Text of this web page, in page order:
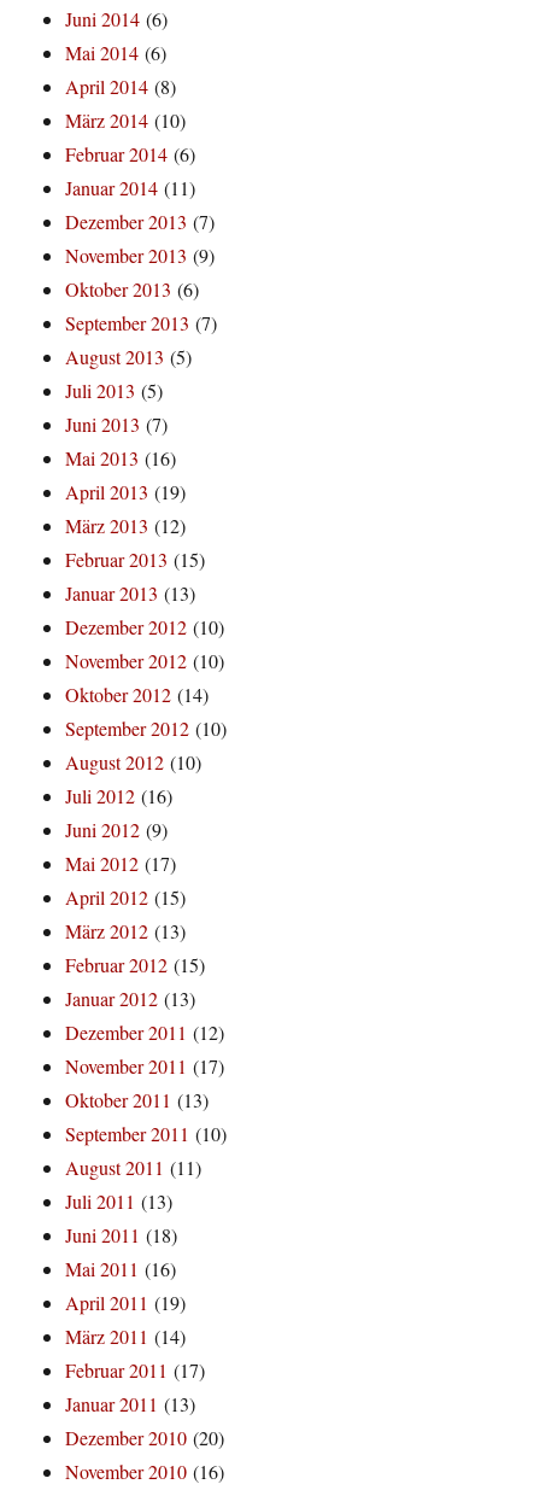
Juni 2014 (6)
Mai 2014 (6)
April 2014 (8)
März 2014 (10)
Februar 2014 (6)
Januar 2014 (11)
Dezember 2013 (7)
November 2013 (9)
Oktober 2013 (6)
September 2013 (7)
August 2013 (5)
Juli 2013 (5)
Juni 2013 (7)
Mai 2013 (16)
April 2013 (19)
März 2013 (12)
Februar 2013 (15)
Januar 2013 (13)
Dezember 2012 (10)
November 2012 (10)
Oktober 2012 (14)
September 2012 (10)
August 2012 (10)
Juli 2012 (16)
Juni 2012 (9)
Mai 2012 (17)
April 2012 (15)
März 2012 (13)
Februar 2012 (15)
Januar 2012 (13)
Dezember 2011 (12)
November 2011 (17)
Oktober 2011 (13)
September 2011 (10)
August 2011 (11)
Juli 2011 (13)
Juni 2011 (18)
Mai 2011 (16)
April 2011 (19)
März 2011 (14)
Februar 2011 (17)
Januar 2011 (13)
Dezember 2010 (20)
November 2010 (16)